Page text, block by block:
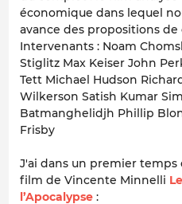
économique dans lequel
avance des propositions
Intervenants : Noam
Stiglitz Max Keiser John
Tett Michael Hudson
Wilkerson Satish Kumar
Batmanghelidjh Phillip
Frisby
J'ai dans un premier
film de Vincente Minnelli
l’Apocalypse :